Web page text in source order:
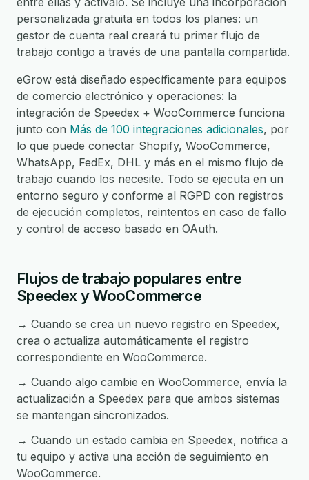
personalizada gratuita en todos los planes: un
gestor de cuenta real creará tu primer flujo de
trabajo contigo a través de una pantalla compartida.
eGrow está diseñado específicamente para equipos
de comercio electrónico y operaciones: la
integración de Speedex + WooCommerce funciona
junto con Más de 100 integraciones adicionales, por
lo que puede conectar Shopify, WooCommerce,
WhatsApp, FedEx, DHL y más en el mismo flujo de
trabajo cuando los necesite. Todo se ejecuta en un
entorno seguro y conforme al RGPD con registros
de ejecución completos, reintentos en caso de fallo
y control de acceso basado en OAuth.
Flujos de trabajo populares entre
Speedex y WooCommerce
→ Cuando se crea un nuevo registro en Speedex,
crea o actualiza automáticamente el registro
correspondiente en WooCommerce.
→ Cuando algo cambie en WooCommerce, envía la
actualización a Speedex para que ambos sistemas
se mantengan sincronizados.
→ Cuando un estado cambia en Speedex, notifica a
tu equipo y activa una acción de seguimiento en
WooCommerce.